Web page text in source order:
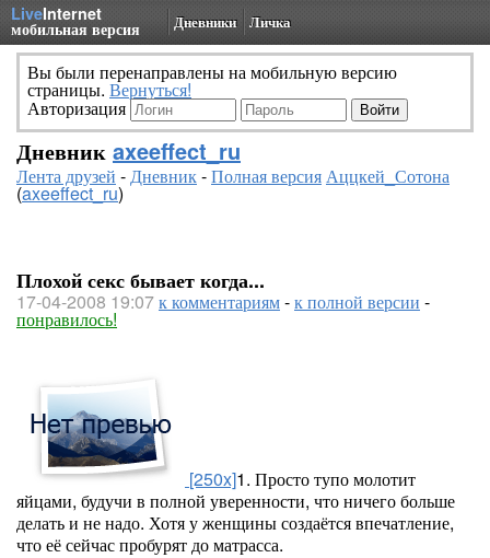
LiveInternet
мобильная версия Дневники Личка
Вы были перенаправлены на мобильную версию
страницы. Вернуться!
Авторизация
Дневник axeeffect_ru
Лента друзей -Дневник-Полная версияАццкей_Сотона
(axeeffect_ru)
Плохой секс бывает когда...
17-04-2008 19:07к комментариям-к полной версии -
понравилось!
[250x]1. Просто тупо молотит
яйцами, будучи в полной уверенности, что ничего больше
делать и не надо. Хотя у женщины создаётся впечатление,
что её сейчас пробурят до матрасса.